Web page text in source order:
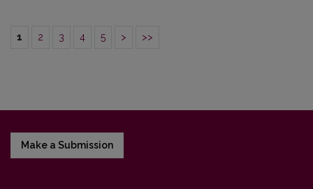
1 2 3 4 5 > >>
Make a Submission